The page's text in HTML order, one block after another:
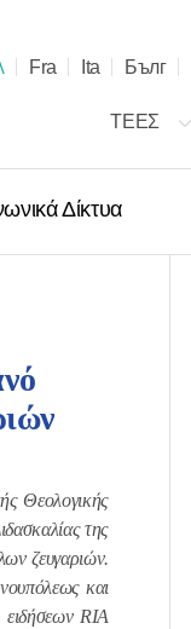
Fra Ita Бълг
ΤΕΕΣ
Δίκτυα
Θεολογικής
της
ζευγαριών.
και
RIA
ἑορτῇ τῶν
τοῦ Πατριάρχου
Πατριάρχης